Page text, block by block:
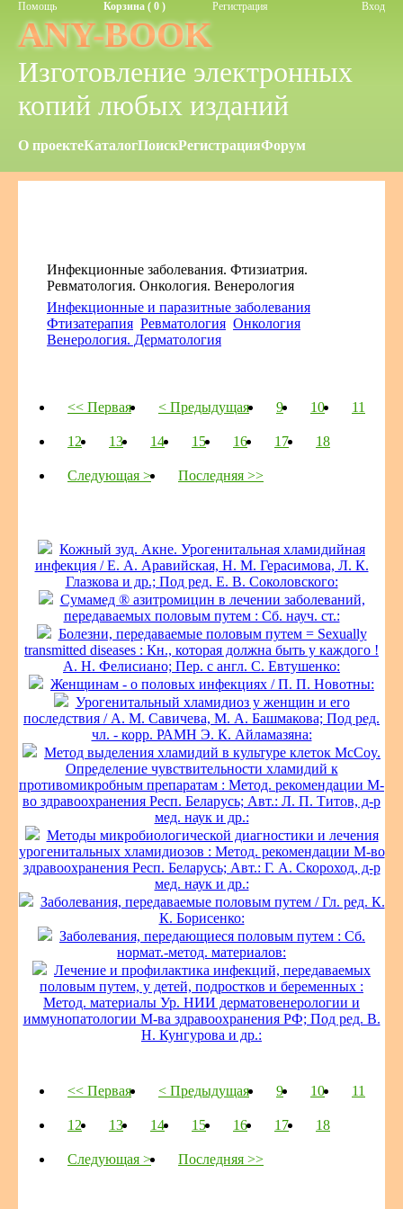
Помощь Корзина ( 0 ) Регистрация Вход
ANY-BOOK
Изготовление электронных
копий любых изданий
О проектеКаталогПоискРегистрацияФорум
Инфекционные заболевания. Фтизиатрия.
Ревматология. Онкология. Венерология
Инфекционные и паразитные заболевания
Фтизатерапия Ревматология Онкология
Венерология. Дерматология
<< Первая < Предыдущая 9 10 11
12 13 14 15 16 17 18
Следующая > Последняя >>
Кожный зуд. Акне. Урогенитальная хламидийная
инфекция / Е. А. Аравийская, Н. М. Герасимова, Л. К.
Глазкова и др.; Под ред. Е. В. Соколовского:
Сумамед ® азитромицин в лечении заболеваний,
передаваемых половым путем : Сб. науч. ст.:
Болезни, передаваемые половым путем = Sexually
transmitted diseases : Кн., которая должна быть у каждого !
А. Н. Фелисиано; Пер. с англ. С. Евтушенко:
Женщинам - о половых инфекциях / П. П. Новотны:
Урогенитальный хламидиоз у женщин и его
последствия / А. М. Савичева, М. А. Башмакова; Под ред.
чл. - корр. РАМН Э. К. Айламазяна:
Метод выделения хламидий в культуре клеток McCoy.
Определение чувствительности хламидий к
противомикробным препаратам : Метод. рекомендации М-
во здравоохранения Респ. Беларусь; Авт.: Л. П. Титов, д-р
мед. наук и др.:
Методы микробиологической диагностики и лечения
урогенитальных хламидиозов : Метод. рекомендации М-во
здравоохранения Респ. Беларусь; Авт.: Г. А. Скороход, д-р
мед. наук и др.:
Заболевания, передаваемые половым путем / Гл. ред. К.
К. Борисенко:
Заболевания, передающиеся половым путем : Сб.
нормат.-метод. материалов:
Лечение и профилактика инфекций, передаваемых
половым путем, у детей, подростков и беременных :
Метод. материалы Ур. НИИ дерматовенерологии и
иммунопатологии М-ва здравоохранения РФ; Под ред. В.
Н. Кунгурова и др.:
<< Первая < Предыдущая 9 10 11
12 13 14 15 16 17 18
Следующая > Последняя >>